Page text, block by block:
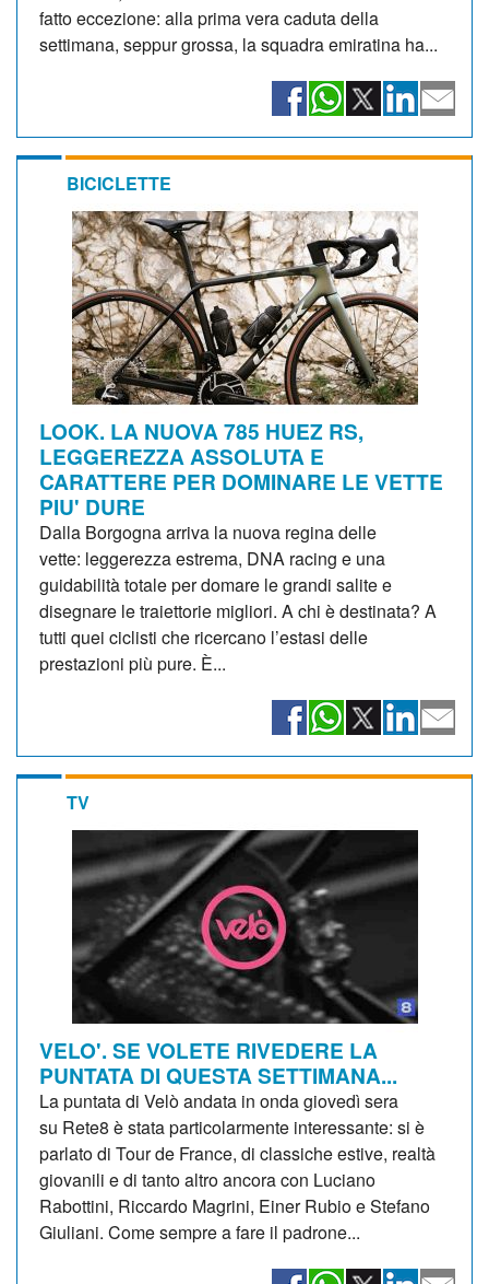
fatto eccezione: alla prima vera caduta della
settimana, seppur grossa, la squadra emiratina ha...
BICICLETTE
LOOK. LA NUOVA 785 HUEZ RS,
LEGGEREZZA ASSOLUTA E
CARATTERE PER DOMINARE LE VETTE
PIU' DURE
Dalla Borgogna arriva la nuova regina delle
vette: leggerezza estrema, DNA racing e una
guidabilità totale per domare le grandi salite e
disegnare le traiettorie migliori. A chi è destinata? A
tutti quei ciclisti che ricercano l’estasi delle
prestazioni più pure. È...
TV
VELO'. SE VOLETE RIVEDERE LA
PUNTATA DI QUESTA SETTIMANA...
La puntata di Velò andata in onda giovedì sera
su Rete8 è stata particolarmente interessante: si è
parlato di Tour de France, di classiche estive, realtà
giovanili e di tanto altro ancora con Luciano
Rabottini, Riccardo Magrini, Einer Rubio e Stefano
Giuliani. Come sempre a fare il padrone...